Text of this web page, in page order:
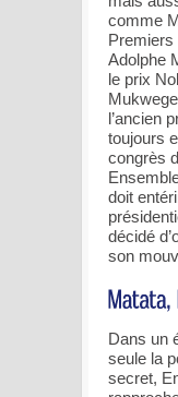
comme
Premiers
Adolphe
le prix
l’ancien
toujours
congrès
doit
décidé
son
Dans un
seule la
secret,